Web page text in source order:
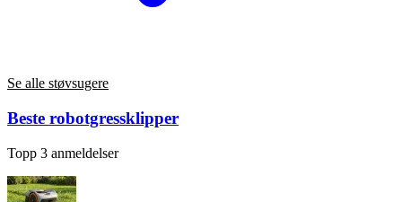
Se alle støvsugere
Beste robotgressklipper
Topp 3 anmeldelser